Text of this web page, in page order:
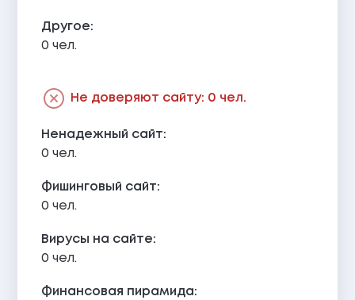
Другое:
0 чел.
Не доверяют сайту: 0 чел.
Ненадежный сайт:
0 чел.
Фишинговый сайт:
0 чел.
Вирусы на сайте:
0 чел.
Финансовая пирамида: